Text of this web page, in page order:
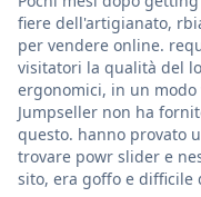
fiere dell'artigianato,
per vendere online.
visitatori la qualità del
ergonomici, in un
Jumpseller non ha
questo. hanno provato
trovare powr slider e
sito, era goffo e difficile